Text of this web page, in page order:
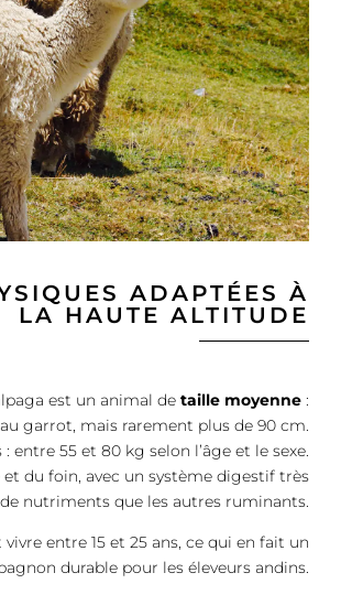
ADAPTÉES À
LA HAUTE ALTITUDE
est un animal de taille moyenne:
garrot, mais rarement plus de 90 cm.
: entre 55 et 80 kg selon l’âge et le sexe.
du foin, avec un système digestif très
nutriments que les autres ruminants.
entre 15 et 25 ans, ce qui en fait un
durable pour les éleveurs andins.